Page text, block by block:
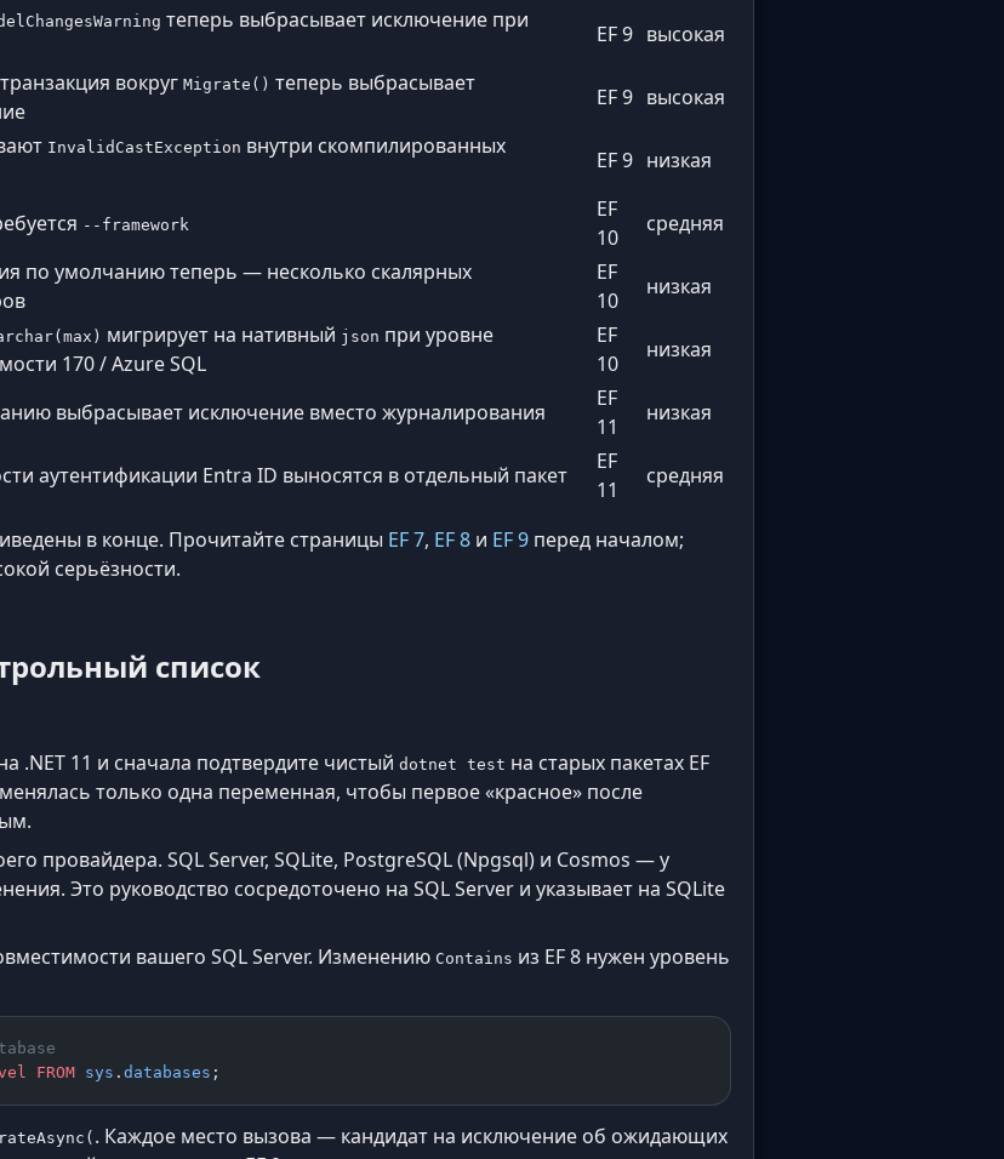
теперь выбрасывает исключение при
EF 9 высокая
вокруг Migrate() теперь выбрасывает
EF 9 высокая
InvalidCastException внутри скомпилированных
EF 9 низкая
--framework
EF
10
средняя
по умолчанию теперь — несколько скалярных
EF
10
низкая
мигрирует на нативный json при уровне
170 / Azure SQL
EF
10
низкая
выбрасывает исключение вместо журналирования
EF
11
низкая
аутентификации Entra ID выносятся в отдельный пакет
EF
11
средняя
в конце. Прочитайте страницы EF 7, EF 8 и EF 9 перед началом;
серьёзности.
список
.NET 11 и сначала подтвердите чистый dotnet test на старых пакетах EF
только одна переменная, чтобы первое «красное» после
провайдера. SQL Server, SQLite, PostgreSQL (Npgsql) и Cosmos — у
Это руководство сосредоточено на SQL Server и указывает на SQLite
вашего SQL Server. Изменению Contains из EF 8 нужен уровень
FROM sys . databases ;
. Каждое место вызова — кандидат на исключение об ожидающих